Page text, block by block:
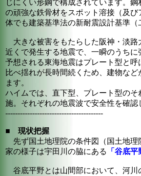
じにくい形鋼で構成されています。
の頑強な鉄骨材をスポット溶接（及
体でも建築基準法の新耐震設計基準
大きな被害をもたらした阪神・淡
近くで発生する地震で、一瞬のうち
予想される東海地震はプレート型と
比べ揺れが長時間続くため、建物な
ます。
ハイムでは、直下型、プレート型の
施。それぞれの地震波で安全性を確認
----------------------------------------
■ 現状把握
先ず国土地理院の条件図（国土地理
家の様子は宇田川の脇にある
「谷底平
谷底平野とは山間部において、河川